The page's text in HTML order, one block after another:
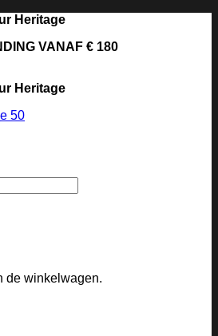
Heritage
VANAF € 180
Heritage
de winkelwagen.